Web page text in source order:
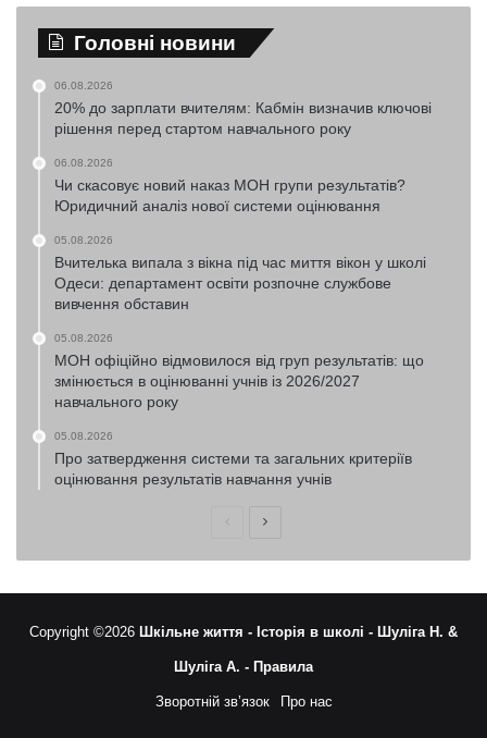
Головні новини
06.08.2026
20% до зарплати вчителям: Кабмін визначив ключові
рішення перед стартом навчального року
06.08.2026
Чи скасовує новий наказ МОН групи результатів?
Юридичний аналіз нової системи оцінювання
05.08.2026
Вчителька випала з вікна під час миття вікон у школі
Одеси: департамент освіти розпочне службове
вивчення обставин
05.08.2026
МОН офіційно відмовилося від груп результатів: що
змінюється в оцінюванні учнів із 2026/2027
навчального року
05.08.2026
Про затвердження системи та загальних критеріїв
оцінювання результатів навчання учнів
ПопередняНаступна
Copyright ©2026 Шкільне життя - Історія в школі - Шуліга Н. &
Шуліга А. - Правила
Зворотній зв’язок Про нас